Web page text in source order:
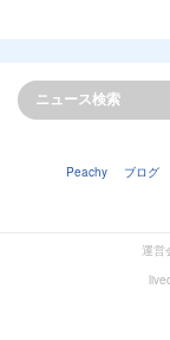
Peachy ブログ
運営